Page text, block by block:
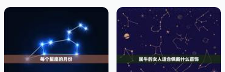
的配饰，这样运势就不会受阻，精力会更加的充沛，能够更
好的完成工作和生活。